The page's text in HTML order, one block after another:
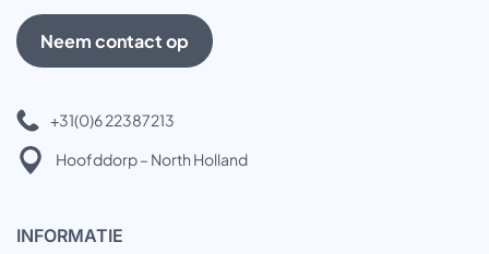
Neem contact op
+31(0)6 22387213
Hoofddorp – North Holland
INFORMATIE